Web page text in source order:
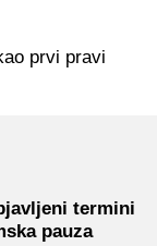
prvi pravi
termini
pauza